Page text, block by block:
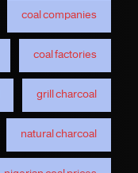
coal companies
coal factories
grill charcoal
natural charcoal